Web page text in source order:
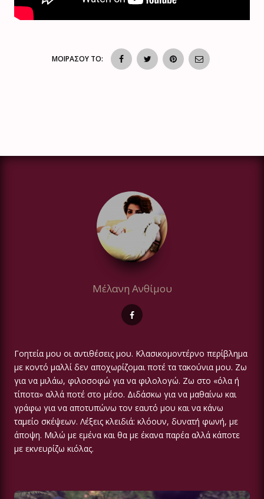
ΜΟΙΡΑΣΟΥ ΤΟ:
Μέλανη Ανθίμου
Γοητεία μου οι αντιθέσεις μου. Κλασικομοντέρνο περίβλημα
με κοντό μαλλί δεν αποχωρίζομαι ποτέ τα τακούνια μου. Ζω
για να μιλάω, φιλοσοφώ για να φιλολογώ. Ζω στο «όλα ή
τίποτα» αλλά ποτέ στο μέσο. Διδάσκω για να μαθαίνω και
γράφω για να αποτυπώνω τον εαυτό μου και να κάνω
ταμείο σκέψεων. Λέξεις κλειδιά: κλόουν, δυνατή φωνή, με
άποψη. Μιλώ με εμένα και θα με έκανα παρέα αλλά κάποτε
με εκνευρίζω κιόλας.